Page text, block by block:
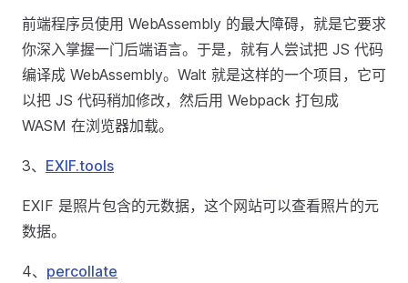
前端程序员使用 WebAssembly 的最大障碍，就是它要求
你深入掌握一门后端语言。于是，就有人尝试把 JS 代码
编译成 WebAssembly。Walt 就是这样的一个项目，它可
以把 JS 代码稍加修改，然后用 Webpack 打包成
WASM 在浏览器加载。
3、 EXIF.tools
EXIF 是照片包含的元数据，这个网站可以查看照片的元
数据。
4、 percollate